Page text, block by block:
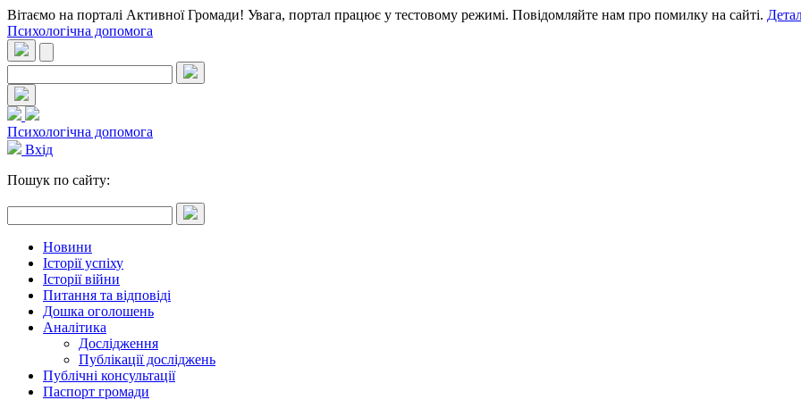
Вітаємо на порталі Активної Громади! Увага, портал працює у тестовому режимі. Повідомляйте нам про помилку на сайті.
Психологічна допомога
Психологічна допомога
Вхід
Пошук по сайту:
Новини
Історії успіху
Історії війни
Питання та відповіді
Дошка оголошень
Аналітика
Дослідження
Публікації досліджень
Публічні консультації
Паспорт громади